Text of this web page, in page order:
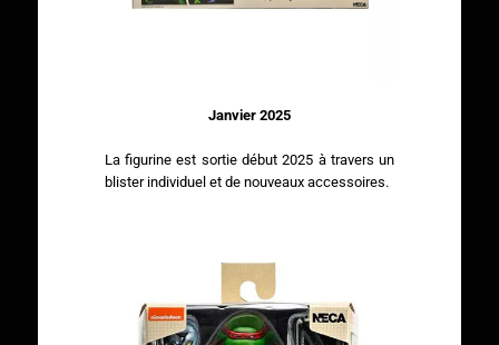
Janvier 2025
La figurine est sortie début 2025 à travers un
blister individuel et de nouveaux accessoires.